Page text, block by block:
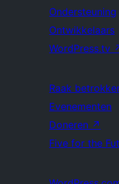
Ondersteuning
Ontwikkelaars
WordPress.tv
Raak
Evenementen
Doneren ↗
Five for the